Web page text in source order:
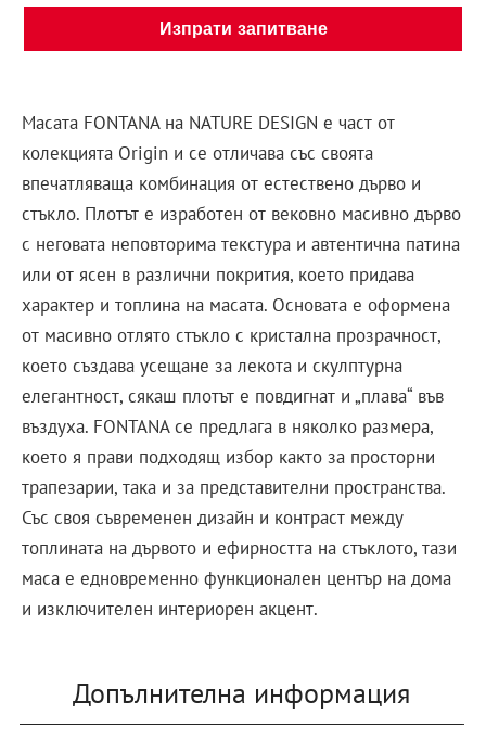
Изпрати запитване
Масата FONTANA на NATURE DESIGN е част от
колекцията Origin и се отличава със своята
впечатляваща комбинация от естествено дърво и
стъкло. Плотът е изработен от вековно масивно дърво
с неговата неповторима текстура и автентична патина
или от ясен в различни покрития, което придава
характер и топлина на масата. Основата е оформена
от масивно отлято стъкло с кристална прозрачност,
което създава усещане за лекота и скулптурна
елегантност, сякаш плотът е повдигнат и „плава“ във
въздуха. FONTANA се предлага в няколко размера,
което я прави подходящ избор както за просторни
трапезарии, така и за представителни пространства.
Със своя съвременен дизайн и контраст между
топлината на дървото и ефирността на стъклото, тази
маса е едновременно функционален център на дома
и изключителен интериорен акцент.
Допълнителна информация